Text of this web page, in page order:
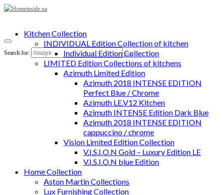
Search for:
Kitchen Collection
INDIVIDUAL Edition Collection of kitchen
Individual Edition Collection
LIMITED Edition Collections of kitchens
Azimuth Limited Edition
Azimuth 2018 INTENSE EDITION
Perfect Blue / Chrome
Azimuth LE.V12 Kitchen
Azimuth INTENSE Edition Dark Blue
Azimuth 2018 INTENSE EDITION
cappuccino / chrome
Vision Limited Edition Collection
V.I.S.I.O.N Gold – Luxury Edition LE
V.I.S.I.O.N blue Edition
Home Collection
Aston Martin Collections
Lux Furnishing Collection